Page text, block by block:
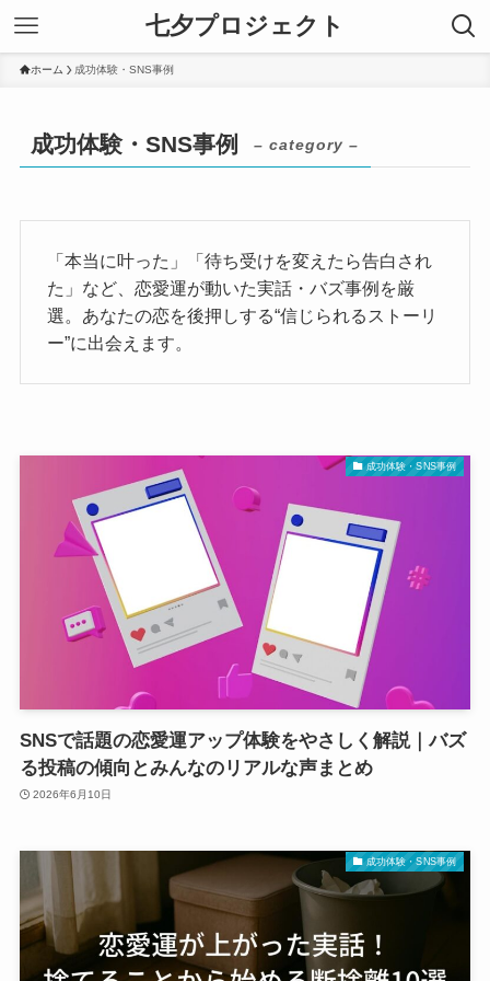
七夕プロジェクト
ホーム 成功体験・SNS事例
成功体験・SNS事例 – category –
「本当に叶った」「待ち受けを変えたら告白され
た」など、恋愛運が動いた実話・バズ事例を厳
選。あなたの恋を後押しする“信じられるストーリ
ー”に出会えます。
成功体験・SNS事例
SNSで話題の恋愛運アップ体験をやさしく解説｜バズ
る投稿の傾向とみんなのリアルな声まとめ
2026年6月10日
成功体験・SNS事例